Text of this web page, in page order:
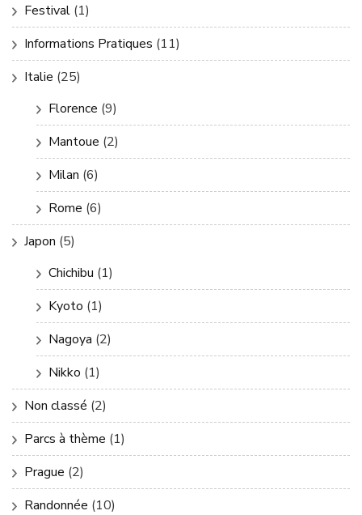
Festival (1)
Informations Pratiques (11)
Italie (25)
Florence (9)
Mantoue (2)
Milan (6)
Rome (6)
Japon (5)
Chichibu (1)
Kyoto (1)
Nagoya (2)
Nikko (1)
Non classé (2)
Parcs à thème (1)
Prague (2)
Randonnée (10)